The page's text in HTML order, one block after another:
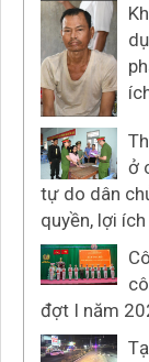
ở
tự do dân
quyền, lợi
đợt I năm